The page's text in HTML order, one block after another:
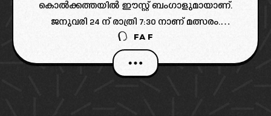
കൊൽക്കത്തയിൽ ഈസ്റ്റ് ബംഗാളുമായാണ്.
ജനുവരി 24 ന് രാത്രി 7:30 നാണ് മത്സരം.
എന്നാൽ ഈ മത്സരത്തിന് മുന്നോടിയായി
ഈസ്റ്റ് ബംഗാളിന് പരിക്ക് വില്ലനാവുന്നു എന്നത്
അവർക്ക് വലിയ തലവേദന സൃഷ്ടിക്കുന്നുണ്ട്.
FAF